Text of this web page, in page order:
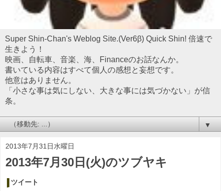
Super Shin-Chan's Weblog Site.(Ver6β) Quick Shin! 倍速で
生きよう！
映画、自転車、音楽、海、Financeのお話なんか。
書いている内容はすべて個人の感想と妄想です。
他意はありません。
「小さな事は気にしない、大きな事には気づかない」が信
条。
▼
2013年7月31日水曜日
2013年7月30日(火)のツブヤキ
ツイート